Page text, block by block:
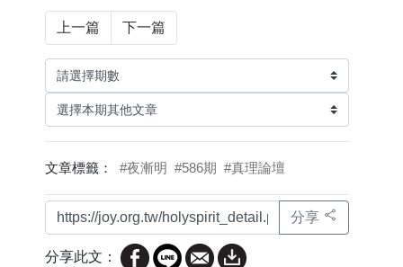
上一篇 下一篇
文章標籤： #夜漸明 #586期 #真理論壇
分享
分享此文：